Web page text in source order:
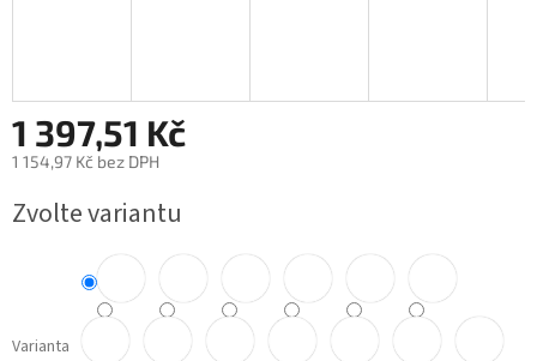
1 397,51 Kč
1 154,97 Kč bez DPH
cena:
Zvolte variantu
Varianta